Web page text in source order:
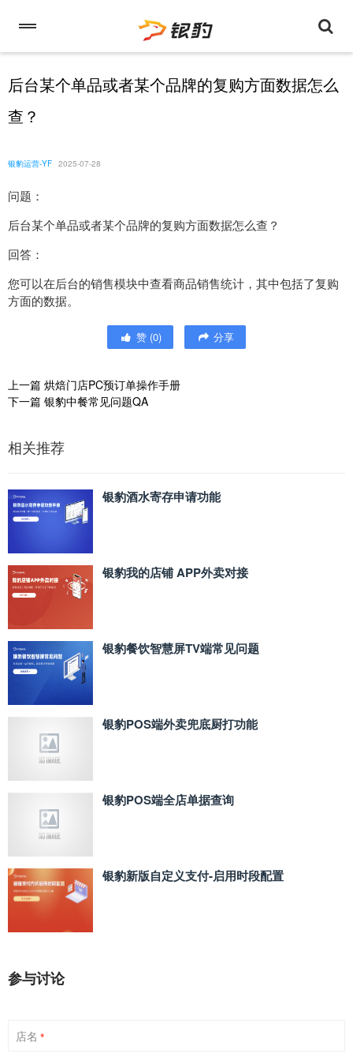
后台某个单品或者某个品牌的复购方面数据怎么
查？
银豹运营-YF 2025-07-28
问题：
后台某个单品或者某个品牌的复购方面数据怎么查？
回答：
您可以在后台的销售模块中查看商品销售统计，其中包括了复购
方面的数据。
赞 (0) 分享
上一篇 烘焙门店PC预订单操作手册
下一篇 银豹中餐常见问题QA
相关推荐
银豹酒水寄存申请功能
银豹我的店铺 APP外卖对接
银豹餐饮智慧屏TV端常见问题
银豹POS端外卖兜底厨打功能
银豹POS端全店单据查询
银豹新版自定义支付‑启用时段配置
参与讨论
店名 *